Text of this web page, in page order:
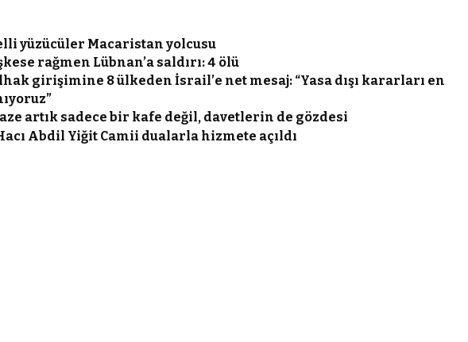
yüzücüler Macaristan yolcusu
rağmen Lübnan’a saldırı: 4 ölü
girişimine 8 ülkeden İsrail’e net mesaj: “Yasa dışı kararları en
artık sadece bir kafe değil, davetlerin de gözdesi
Abdil Yiğit Camii dualarla hizmete açıldı